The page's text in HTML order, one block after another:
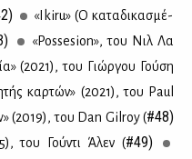
«Ikiru» (Ο κα­τα­δι­κα­σμέ­
«Possesion», του Νιλ Λα
(2021), του Γιώρ­γου Γού­ση
καρ­τών» (2021), του Paul
(2019), του Dan Gilroy (#48)
του Γού­ντι Άλεν (#49)